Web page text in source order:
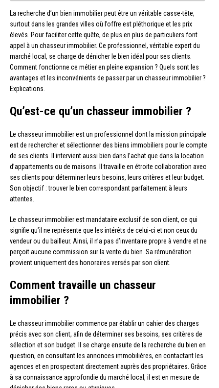
La recherche d’un bien immobilier peut être un véritable casse-tête,
surtout dans les grandes villes où l’offre est pléthorique et les prix
élevés. Pour faciliter cette quête, de plus en plus de particuliers font
appel à un chasseur immobilier. Ce professionnel, véritable expert du
marché local, se charge de dénicher le bien idéal pour ses clients.
Comment fonctionne ce métier en pleine expansion ? Quels sont les
avantages et les inconvénients de passer par un chasseur immobilier ?
Explications.
Qu’est-ce qu’un chasseur immobilier ?
Le chasseur immobilier est un professionnel dont la mission principale
est de rechercher et sélectionner des biens immobiliers pour le compte
de ses clients. Il intervient aussi bien dans l’achat que dans la location
d’appartements ou de maisons. Il travaille en étroite collaboration avec
ses clients pour déterminer leurs besoins, leurs critères et leur budget.
Son objectif : trouver le bien correspondant parfaitement à leurs
attentes.
Le chasseur immobilier est mandataire exclusif de son client, ce qui
signifie qu’il ne représente que les intérêts de celui-ci et non ceux du
vendeur ou du bailleur. Ainsi, il n’a pas d’inventaire propre à vendre et ne
perçoit aucune commission sur la vente du bien. Sa rémunération
provient uniquement des honoraires versés par son client.
Comment travaille un chasseur
immobilier ?
Le chasseur immobilier commence par établir un cahier des charges
précis avec son client, afin de déterminer ses besoins, ses critères de
sélection et son budget. Il se charge ensuite de la recherche du bien en
question, en consultant les annonces immobilières, en contactant les
agences et en prospectant directement auprès des propriétaires. Grâce
à sa connaissance approfondie du marché local, il est en mesure de